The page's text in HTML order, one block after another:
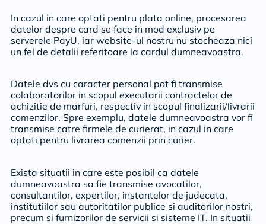
In cazul in care optati pentru plata online, procesarea
datelor despre card se face in mod exclusiv pe
serverele PayU, iar website-ul nostru nu stocheaza nici
un fel de detalii referitoare la cardul dumneavoastra.
Datele dvs cu caracter personal pot fi transmise
colaboratorilor in scopul executarii contractelor de
achizitie de marfuri, respectiv in scopul finalizarii/livrarii
comenzilor. Spre exemplu, datele dumneavoastra vor fi
transmise catre firmele de curierat, in cazul in care
optati pentru livrarea comenzii prin curier.
Exista situatii in care este posibil ca datele
dumneavoastra sa fie transmise avocatilor,
consultantilor, expertilor, instantelor de judecata,
institutiilor sau autoritatilor publice si auditorilor nostri,
precum si furnizorilor de servicii si sisteme IT. In situatii